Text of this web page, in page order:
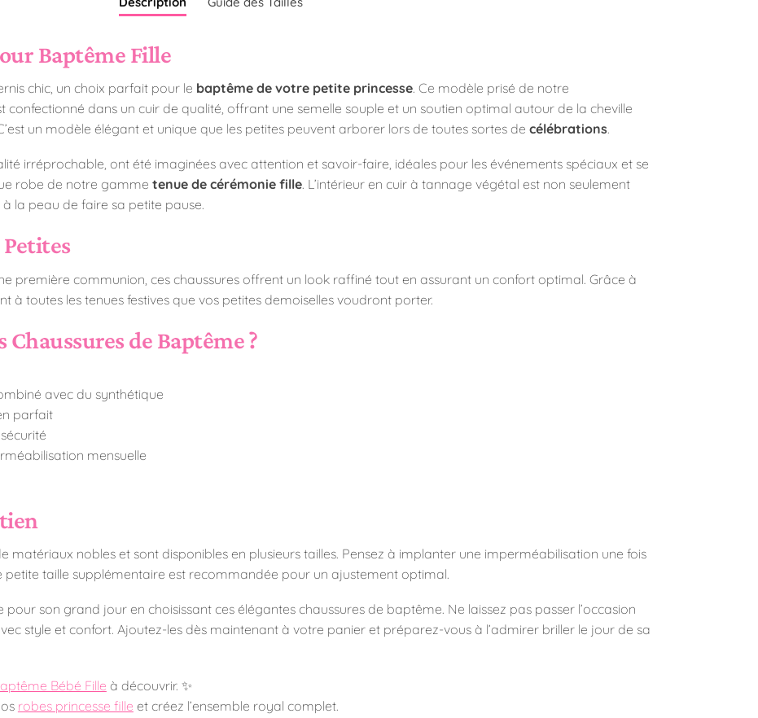
Baptême Fille
chic, un choix parfait pour le baptême de votre petite princesse. Ce modèle prisé de notre
confectionné dans un cuir de qualité, offrant une semelle souple et un soutien optimal autour de la cheville
un modèle élégant et unique que les petites peuvent arborer lors de toutes sortes de célébrations.
irréprochable, ont été imaginées avec attention et savoir-faire, idéales pour les événements spéciaux et se
robe de notre gamme tenue de cérémonie fille. L’intérieur en cuir à tannage végétal est non seulement
la peau de faire sa petite pause.
première communion, ces chaussures offrent un look raffiné tout en assurant un confort optimal. Grâce à
à toutes les tenues festives que vos petites demoiselles voudront porter.
de Baptême ?
avec du synthétique
parfait
mensuelle
matériaux nobles et sont disponibles en plusieurs tailles. Pensez à implanter une imperméabilisation une fois
taille supplémentaire est recommandée pour un ajustement optimal.
son grand jour en choisissant ces élégantes chaussures de baptême. Ne laissez pas passer l’occasion
style et confort. Ajoutez-les dès maintenant à votre panier et préparez-vous à l’admirer briller le jour de sa
Bébé Fille à découvrir. ✨
robes princesse fille et créez l’ensemble royal complet.